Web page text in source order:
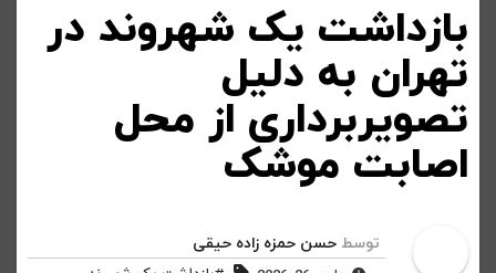
بازداشت یک شهروند در
تهران به دلیل
تصویربرداری از محل
اصابت موشک
توسط حسن حمزه زاده حیقی